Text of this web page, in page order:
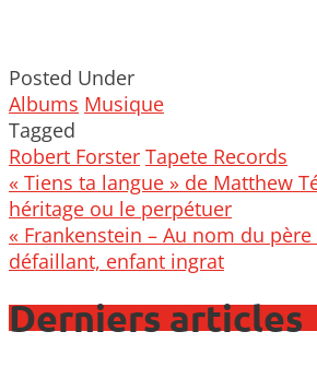
Posted Under
Albums Musique
Tagged
Robert Forster Tapete Records
Post
navigation
« Tiens ta langue » de Matthew
héritage ou le perpétuer
« Frankenstein – Au nom du père
défaillant, enfant ingrat
Derniers articles